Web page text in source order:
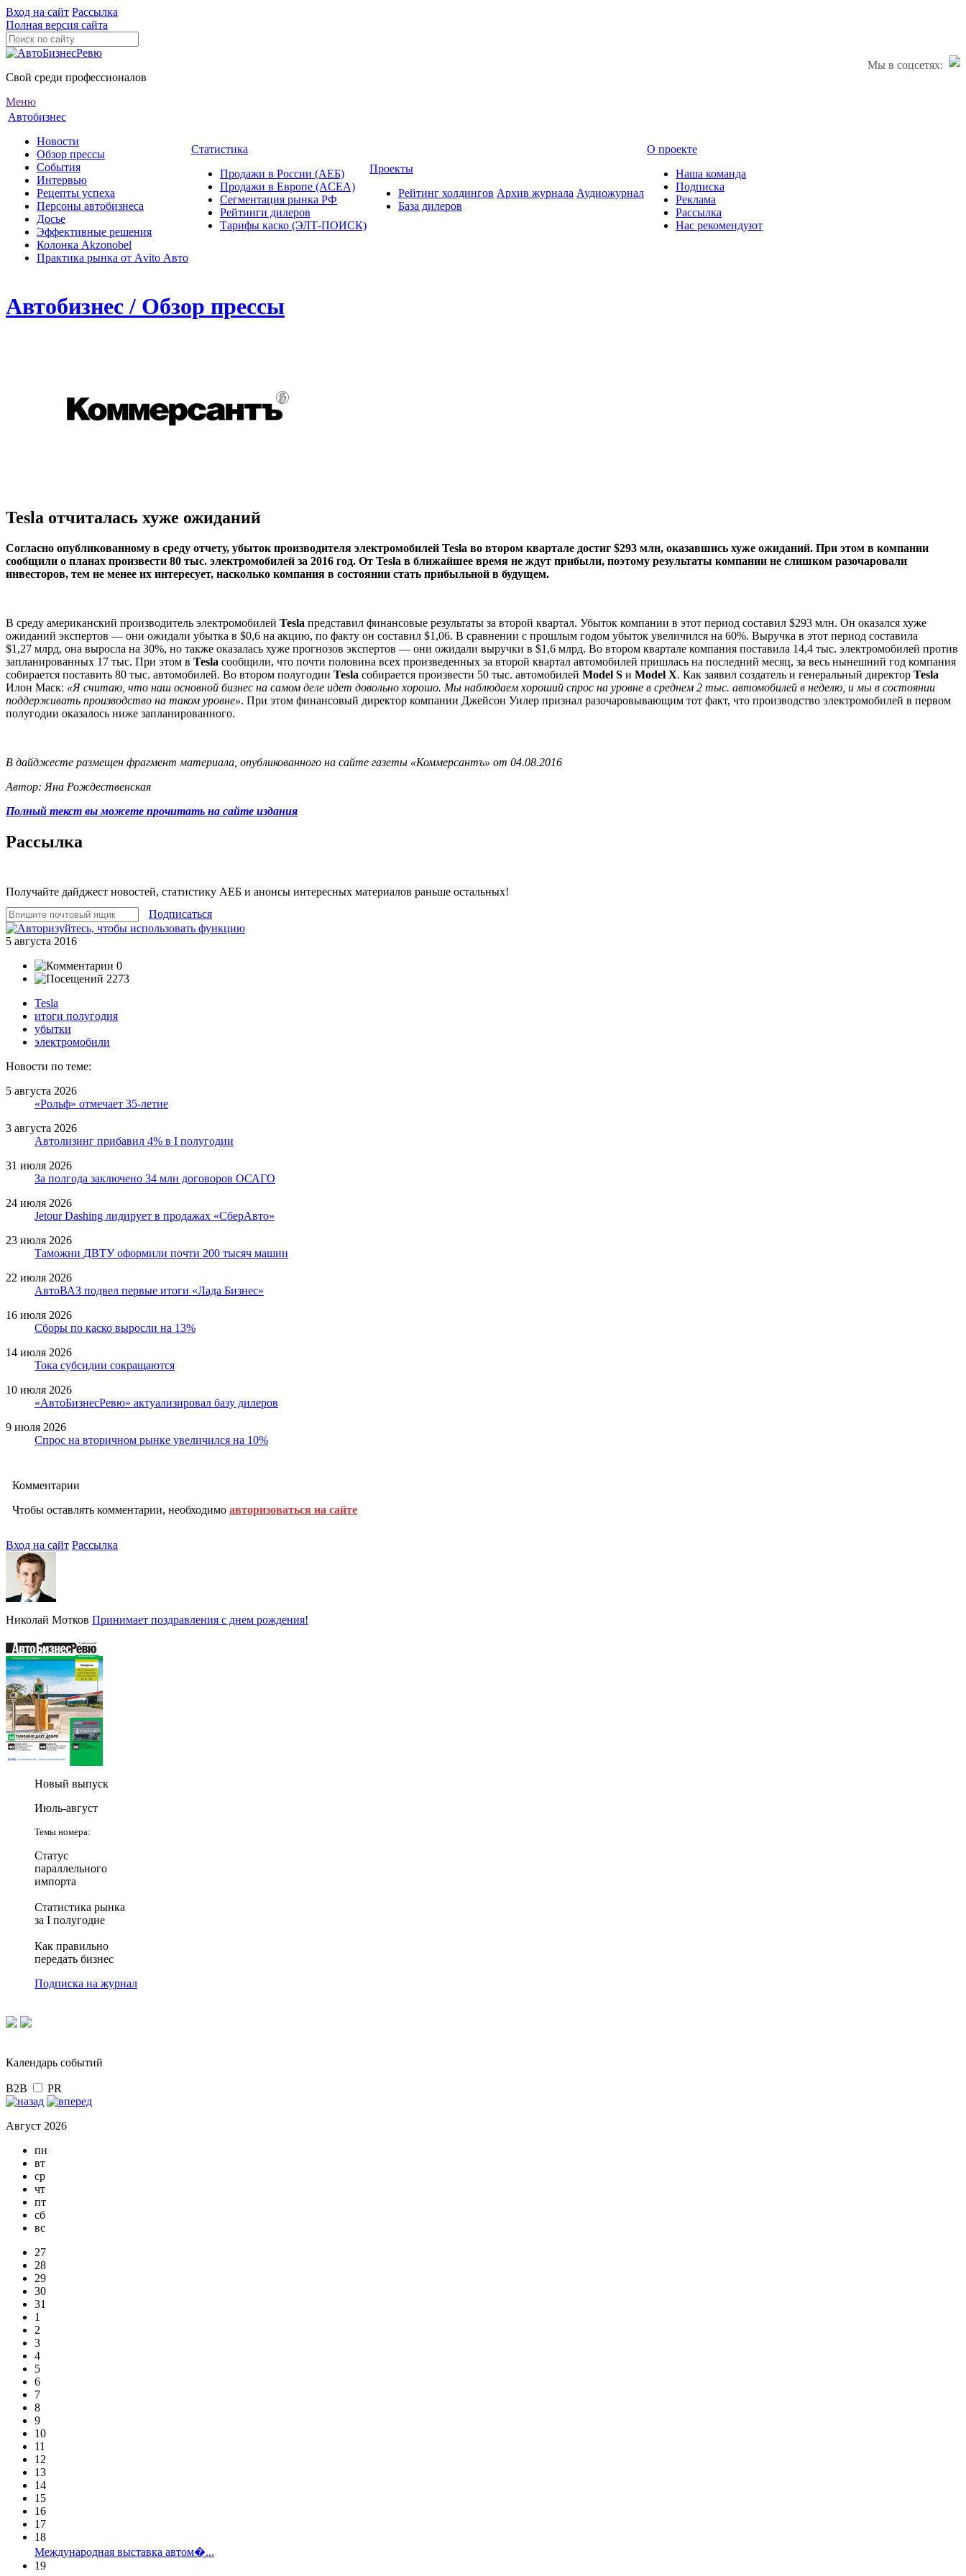
Вход на сайт Рассылка
Полная версия сайта
Мы в соцсетях:
Свой среди профессионалов
Меню
Автобизнес
Новости
Обзор прессы
События
Интервью
Рецепты успеха
Персоны автобизнеса
Досье
Эффективные решения
Колонка Akzonobel
Практика рынка от Аvito Авто
Статистика
Продажи в России (АЕБ)
Продажи в Европе (ACEA)
Сегментация рынка РФ
Рейтинги дилеров
Тарифы каско (ЭЛТ-ПОИСК)
Проекты
Рейтинг холдингов
База дилеров
Архив журнала Аудиожурнал
О проекте
Наша команда
Подписка
Реклама
Рассылка
Нас рекомендуют
Автобизнес / Обзор прессы
Tesla отчиталась хуже ожиданий
Согласно опубликованному в среду отчету, убыток производителя электромобилей Tesla во втором квартале достиг $293 млн, оказавшись хуже ожиданий. При этом в компании
сообщили о планах произвести 80 тыс. электромобилей за 2016 год. От Tesla в ближайшее время не ждут прибыли, поэтому результаты компании не слишком разочаровали
инвесторов, тем не менее их интересует, насколько компания в состоянии стать прибыльной в будущем.
В среду американский производитель электромобилей Tesla представил финансовые результаты за второй квартал. Убыток компании в этот период составил $293 млн. Он оказался хуже
ожиданий экспертов — они ожидали убытка в $0,6 на акцию, по факту он составил $1,06. В сравнении с прошлым годом убыток увеличился на 60%. Выручка в этот период составила
$1,27 млрд, она выросла на 30%, но также оказалась хуже прогнозов экспертов — они ожидали выручки в $1,6 млрд. Во втором квартале компания поставила 14,4 тыс. электромобилей против
запланированных 17 тыс. При этом в Tesla сообщили, что почти половина всех произведенных за второй квартал автомобилей пришлась на последний месяц, за весь нынешний год компания
собирается поставить 80 тыс. автомобилей. Во втором полугодии Tesla собирается произвести 50 тыс. автомобилей Model S и Model X. Как заявил создатель и генеральный директор Tesla
Илон Маск: «Я считаю, что наш основной бизнес на самом деле идет довольно хорошо. Мы наблюдаем хороший спрос на уровне в среднем 2 тыс. автомобилей в неделю, и мы в состоянии
поддерживать производство на таком уровне». При этом финансовый директор компании Джейсон Уилер признал разочаровывающим тот факт, что производство электромобилей в первом
полугодии оказалось ниже запланированного.
В дайджесте размещен фрагмент материала, опубликованного на сайте газеты «Коммерсантъ» от 04.08.2016
Автор: Яна Рождественская
Полный текст вы можете прочитать на сайте издания
Рассылка
Получайте дайджест новостей, статистику АЕБ и анонсы интересных материалов раньше остальных!
Подписаться
5 августа 2016
0
2273
Tesla
итоги полугодия
убытки
электромобили
Новости по теме:
5 августа 2026
«Рольф» отмечает 35-летие
3 августа 2026
Автолизинг прибавил 4% в I полугодии
31 июля 2026
За полгода заключено 34 млн договоров ОСАГО
24 июля 2026
Jetour Dashing лидирует в продажах «СберАвто»
23 июля 2026
Таможни ДВТУ оформили почти 200 тысяч машин
22 июля 2026
АвтоВАЗ подвел первые итоги «Лада Бизнес»
16 июля 2026
Сборы по каско выросли на 13%
14 июля 2026
Тока субсидии сокращаются
10 июля 2026
«АвтоБизнесРевю» актуализировал базу дилеров
9 июля 2026
Спрос на вторичном рынке увеличился на 10%
Комментарии
Чтобы оставлять комментарии, необходимо авторизоваться на сайте
Вход на сайт Рассылка
Николай Мотков Принимает поздравления с днем рождения!
Новый выпуск
Июль-август
Темы номера:
Статус
параллельного
импорта
Статистика рынка
за I полугодие
Как правильно
передать бизнес
Подписка на журнал
Календарь событий
B2B PR
Август 2026
пн
вт
ср
чт
пт
сб
вс
27
28
29
30
31
1
2
3
4
5
6
7
8
9
10
11
12
13
14
15
16
17
18
Международная выставка автом�...
19